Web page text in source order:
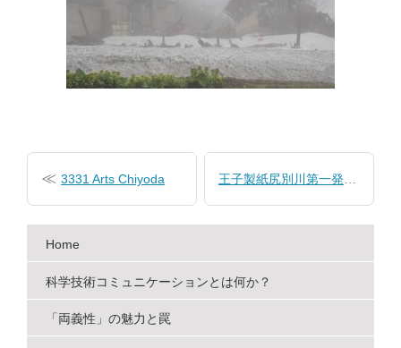
稿
ナ
3331 Arts Chiyoda
Home
科学技術コミュニケーションとは何か？
「両義性」の魅力と罠